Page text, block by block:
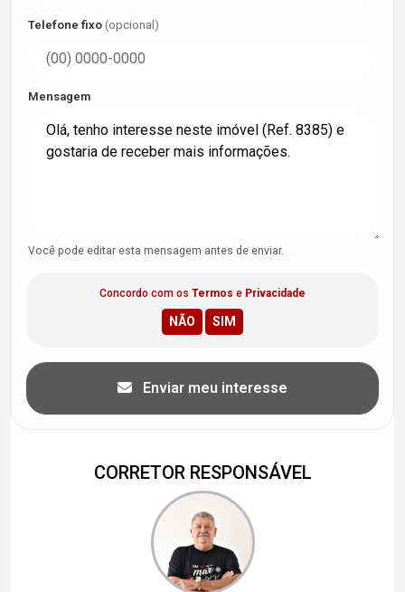
Telefone fixo (opcional)
Mensagem
Você pode editar esta mensagem antes de enviar.
Concordo com os Termos e Privacidade
Enviar meu interesse
CORRETOR RESPONSÁVEL